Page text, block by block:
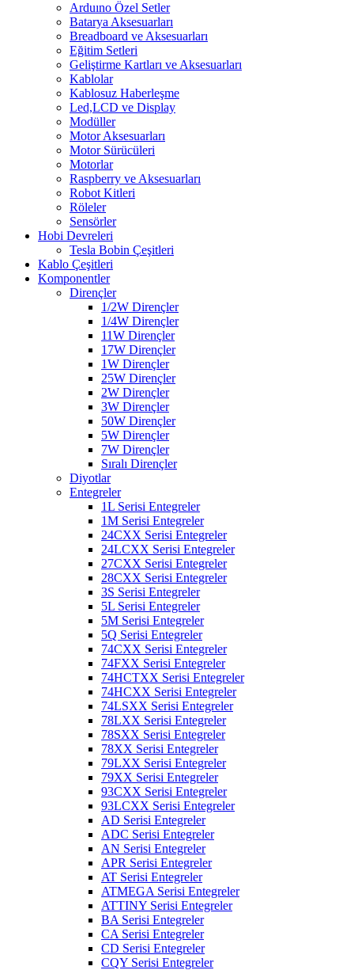
Arduıno Özel Setler
Batarya Aksesuarları
Breadboard ve Aksesuarları
Eğitim Setleri
Geliştirme Kartları ve Aksesuarları
Kablolar
Kablosuz Haberleşme
Led,LCD ve Display
Modüller
Motor Aksesuarları
Motor Sürücüleri
Motorlar
Raspberry ve Aksesuarları
Robot Kitleri
Röleler
Sensörler
Hobi Devreleri
Tesla Bobin Çeşitleri
Kablo Çeşitleri
Komponentler
Dirençler
1/2W Dirençler
1/4W Dirençler
11W Dirençler
17W Dirençler
1W Dirençler
25W Dirençler
2W Dirençler
3W Dirençler
50W Dirençler
5W Dirençler
7W Dirençler
Sıralı Dirençler
Diyotlar
Entegreler
1L Serisi Entegreler
1M Serisi Entegreler
24CXX Serisi Entegreler
24LCXX Serisi Entegreler
27CXX Serisi Entegreler
28CXX Serisi Entegreler
3S Serisi Entegreler
5L Serisi Entegreler
5M Serisi Entegreler
5Q Serisi Entegreler
74CXX Serisi Entegreler
74FXX Serisi Entegreler
74HCTXX Serisi Entegreler
74HCXX Serisi Entegreler
74LSXX Serisi Entegreler
78LXX Serisi Entegreler
78SXX Serisi Entegreler
78XX Serisi Entegreler
79LXX Serisi Entegreler
79XX Serisi Entegreler
93CXX Serisi Entegreler
93LCXX Serisi Entegreler
AD Serisi Entegreler
ADC Serisi Entegreler
AN Serisi Entegreler
APR Serisi Entegreler
AT Serisi Entegreler
ATMEGA Serisi Entegreler
ATTINY Serisi Entegreler
BA Serisi Entegreler
CA Serisi Entegreler
CD Serisi Entegreler
CQY Serisi Entegreler